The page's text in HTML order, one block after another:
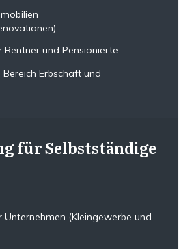
und Pensionierte
Erbschaft und
für Selbstständige
(Kleingewerbe und